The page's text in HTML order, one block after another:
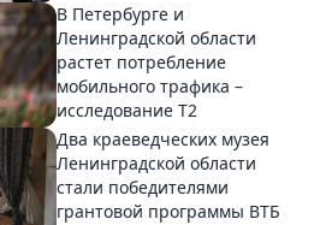
В Петербурге и
Ленинградской области
растет потребление
мобильного трафика –
исследование T2
Два краеведческих музея
Ленинградской области
стали победителями
грантовой программы ВТБ